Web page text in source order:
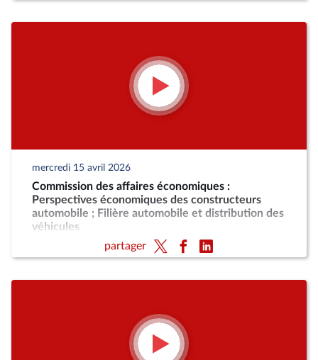
mercredi 15 avril 2026
Commission des affaires économiques :
Perspectives économiques des constructeurs
automobile ; Filière automobile et distribution des
véhicules
partager